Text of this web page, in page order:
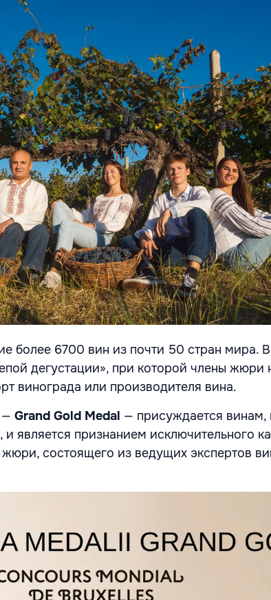
более 6700 вин из почти 50 стран мира.
дегустации», при которой члены жюри
винограда или производителя вина.
— Grand Gold Medal — присуждается
является признанием исключительного
состоящего из ведущих экспертов